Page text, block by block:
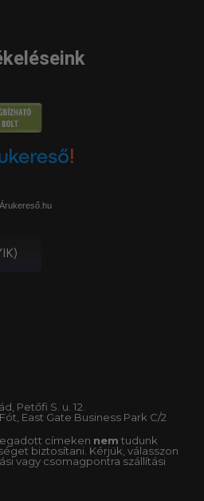
Árukereső.hu
Petőfi S. u. 12.
Fót, East Gate Business Park C/2
címeken nem tudunk
biztosítani. Kérjük, válasszon
vagy csomagpontra szállítási